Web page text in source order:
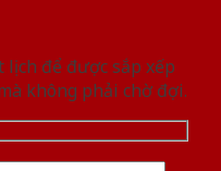
để được sắp xếp
không phải chờ đợi.